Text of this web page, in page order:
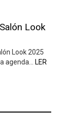
Look
Look 2025
agenda…
LER